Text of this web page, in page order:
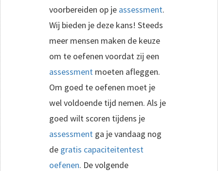
voorbereiden op je assessment.
Wij bieden je deze kans! Steeds
meer mensen maken de keuze
om te oefenen voordat zij een
assessment moeten afleggen.
Om goed te oefenen moet je
wel voldoende tijd nemen. Als je
goed wilt scoren tijdens je
assessment ga je vandaag nog
de gratis capaciteitentest
oefenen. De volgende